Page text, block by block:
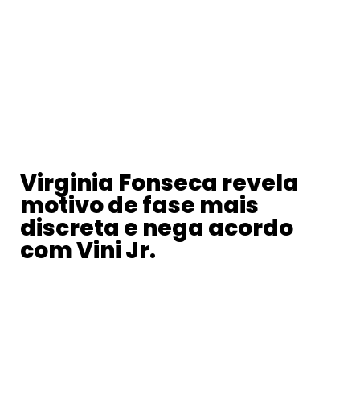
Virginia Fonseca revela
motivo de fase mais
discreta e nega acordo
com Vini Jr.